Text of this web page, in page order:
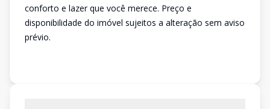
conforto e lazer que você merece. Preço e
disponibilidade do imóvel sujeitos a alteração sem aviso
prévio.